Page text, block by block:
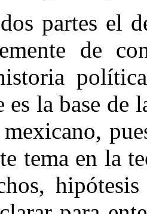
partes el
de
es la base de
tema en la